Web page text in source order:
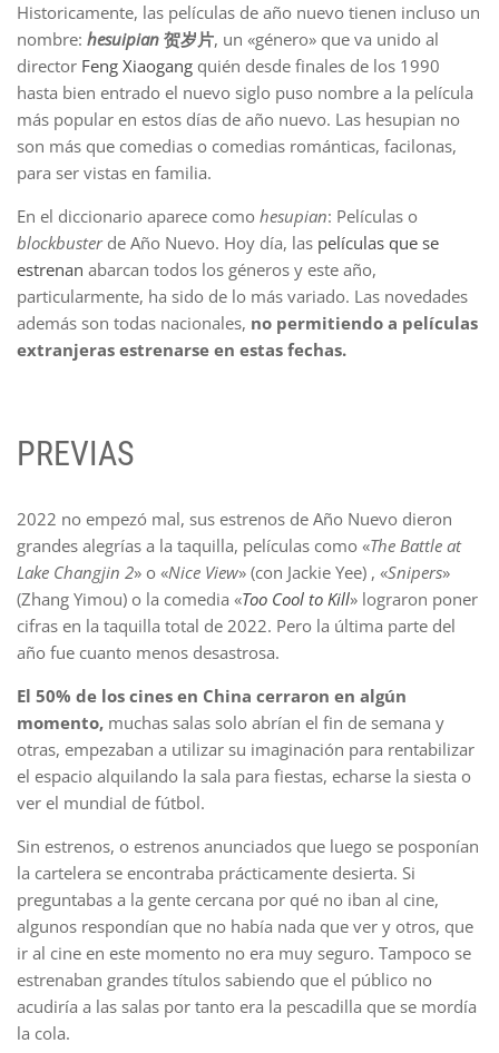
Historicamente, las películas de año nuevo tienen incluso un
nombre: hesuipian 贺岁片, un «género» que va unido al
director Feng Xiaogang quién desde finales de los 1990
hasta bien entrado el nuevo siglo puso nombre a la película
más popular en estos días de año nuevo. Las hesupian no
son más que comedias o comedias románticas, facilonas,
para ser vistas en familia.
En el diccionario aparece como hesupian: Películas o
blockbuster de Año Nuevo. Hoy día, las películas que se
estrenan abarcan todos los géneros y este año,
particularmente, ha sido de lo más variado. Las novedades
además son todas nacionales, no permitiendo a películas
extranjeras estrenarse en estas fechas.
PREVIAS
2022 no empezó mal, sus estrenos de Año Nuevo dieron
grandes alegrías a la taquilla, películas como «The Battle at
Lake Changjin 2» o «Nice View» (con Jackie Yee) , «Snipers»
(Zhang Yimou) o la comedia «Too Cool to Kill» lograron poner
cifras en la taquilla total de 2022. Pero la última parte del
año fue cuanto menos desastrosa.
El 50% de los cines en China cerraron en algún
momento, muchas salas solo abrían el fin de semana y
otras, empezaban a utilizar su imaginación para rentabilizar
el espacio alquilando la sala para fiestas, echarse la siesta o
ver el mundial de fútbol.
Sin estrenos, o estrenos anunciados que luego se posponían
la cartelera se encontraba prácticamente desierta. Si
preguntabas a la gente cercana por qué no iban al cine,
algunos respondían que no había nada que ver y otros, que
ir al cine en este momento no era muy seguro. Tampoco se
estrenaban grandes títulos sabiendo que el público no
acudiría a las salas por tanto era la pescadilla que se mordía
la cola.